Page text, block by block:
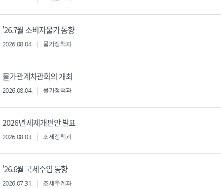
'26.7월 소비자물가 동향
2026.08.04. 물가정책과
물가관계차관회의 개최
2026.08.04. 물가정책과
2026년 세제개편안 발표
2026.08.03. 조세정책과
'26.6월 국세수입 동향
2026.07.31. 조세추계과